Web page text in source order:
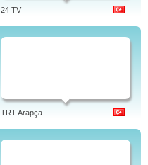
24 TV
TRT Arapça